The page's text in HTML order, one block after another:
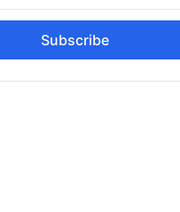
Subscribe